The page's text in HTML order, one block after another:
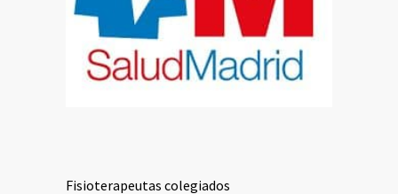
Fisioterapeutas colegiados